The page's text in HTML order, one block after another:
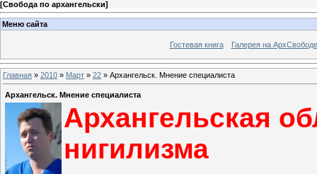
[Свобода по архангельски]
Меню сайта
Гостевая книга Галерея на АрхСвободе
Главная » 2010 » Март » 22 » Архангельск. Мнение специалиста
Архангельск. Мнение специалиста
Архангельская
нигилизма